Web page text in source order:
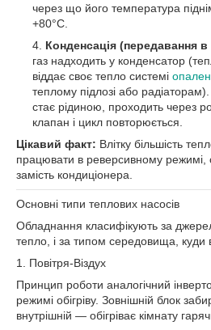
через що його температура
+80°C.
Конденсація (передавання
газ надходить у конденсатор
віддає своє тепло системі
теплому підлозі або
стає рідиною, проходить через
клапан і цикл повторюється.
Цікавий факт: Влітку більшість
працювати в реверсивному
замість кондиціонера.
Основні типи теплових насосів
Обладнання класифікують за
тепло, і за типом середовища, куди
1. Повітря-Віздух
Принцип роботи аналогічний
режимі обігріву. Зовнішній блок
внутрішній — обігріває кімнату